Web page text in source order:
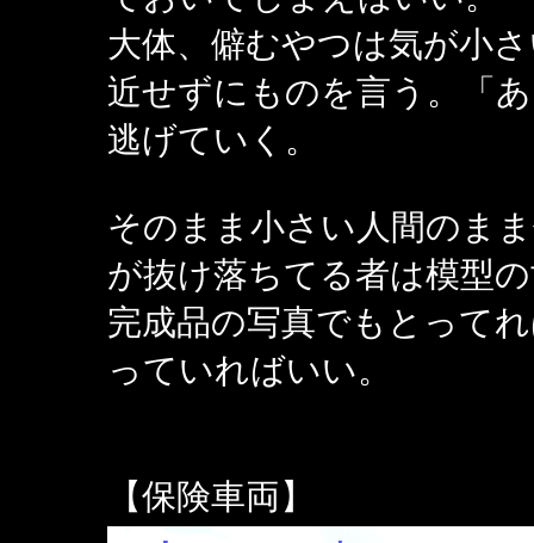
大体、僻むやつは気が小
近せずにものを言う。「
逃げていく。
そのまま小さい人間のま
が抜け落ちてる者は模型
完成品の写真でもとって
っていればいい。
【保険車両】